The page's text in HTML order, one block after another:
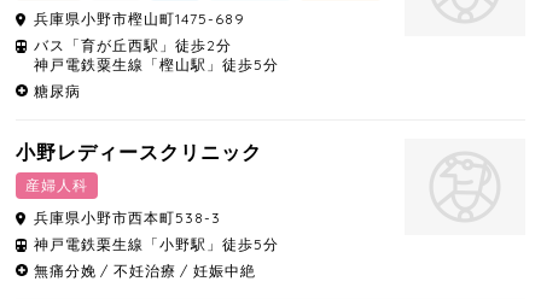
兵庫県小野市樫山町1475-689
バス「育が丘西駅」徒歩2分
神戸電鉄粟生線「樫山駅」徒歩5分
糖尿病
小野レディースクリニック
産婦人科
兵庫県小野市西本町538-3
神戸電鉄栗生線「小野駅」徒歩5分
無痛分娩
不妊治療 妊娠中絶